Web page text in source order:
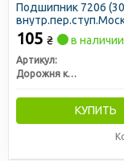
Подшипник 7206
105 ₴ в наличии
Артикул:
Дорожня карта
КУПИТЬ